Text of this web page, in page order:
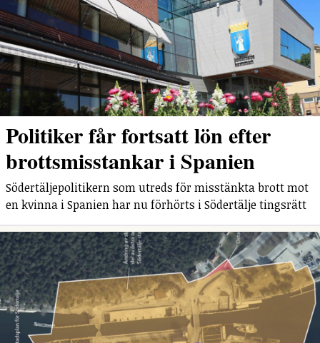
Politiker får fortsatt lön efter
brottsmisstankar i Spanien
Södertäljepolitikern som utreds för misstänkta brott mot
en kvinna i Spanien har nu förhörts i Södertälje tingsrätt